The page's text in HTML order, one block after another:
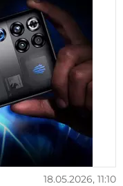
18.05.2026, 11:10